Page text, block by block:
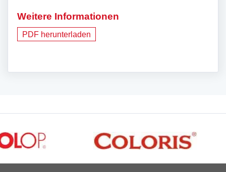
Weitere Informationen
PDF herunterladen